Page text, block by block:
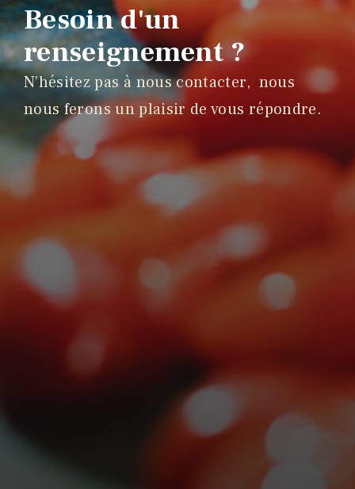
Besoin d'un
renseignement ?
N’hésitez pas à nous contacter, nous
nous ferons un plaisir de vous répondre.